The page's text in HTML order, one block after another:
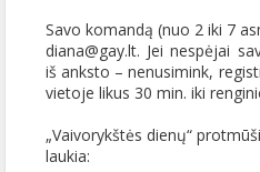
Savo komandą (nuo 2 iki 7
diana@gay.lt. Jei nespėjai
iš anksto – nenusimink,
vietoje likus 30 min. iki
„Vaivorykštės dienų“
laukia: